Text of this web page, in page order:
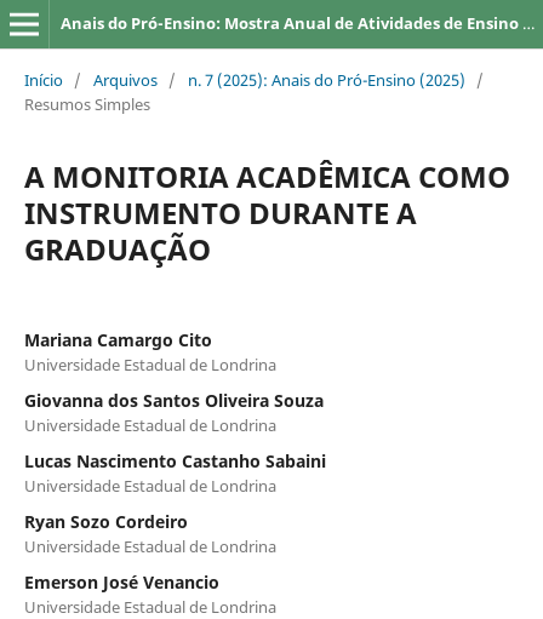
Anais do Pró-Ensino: Mostra Anual de Atividades de Ensino da UEL
Início / Arquivos / n. 7 (2025): Anais do Pró-Ensino (2025)
/
Resumos Simples
A MONITORIA ACADÊMICA COMO
INSTRUMENTO DURANTE A
GRADUAÇÃO
Mariana Camargo Cito
Universidade Estadual de Londrina
Giovanna dos Santos Oliveira Souza
Universidade Estadual de Londrina
Lucas Nascimento Castanho Sabaini
Universidade Estadual de Londrina
Ryan Sozo Cordeiro
Universidade Estadual de Londrina
Emerson José Venancio
Universidade Estadual de Londrina